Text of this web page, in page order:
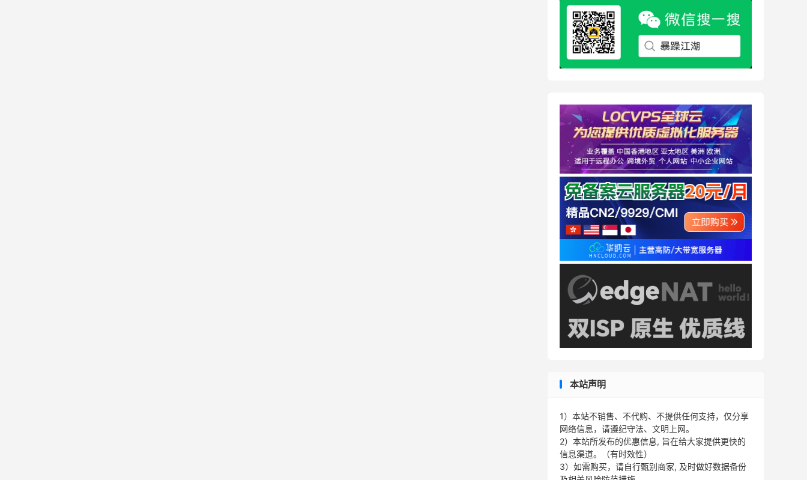
本站声明
1）本站不销售、不代购、不提供任何支持，仅分享
网络信息，请遵纪守法、文明上网。
2）本站所发布的优惠信息, 旨在给大家提供更快的
信息渠道。（有时效性）
3）如需购买，请自行甄别商家, 及时做好数据备份